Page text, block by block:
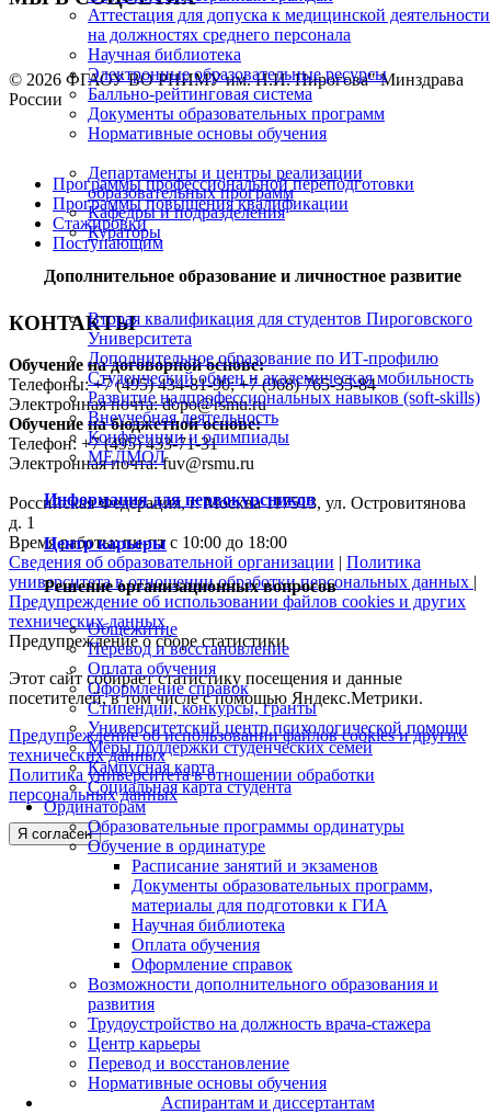
Аттестация для допуска к медицинской деятельности
на должностях среднего персонала
Научная библиотека
Электронные образовательные ресурсы
Балльно-рейтинговая система
Документы образовательных программ
Нормативные основы обучения
Департаменты и центры реализации
образовательных программ
Кафедры и подразделения
Кураторы
Дополнительное образование и личностное развитие
Вторая квалификация для студентов Пироговского
Университета
Дополнительное образование по ИТ-профилю
Студенческий обмен и академическая мобильность
Развитие надпрофессиональных навыков (soft-skills)
Внеучебная деятельность
Конфренции и олимпиады
МЕДМОЛ
Информация для первокурсников
Центр карьеры
Решение организационных вопросов
Общежитие
Перевод и восстановление
Оплата обучения
Оформление справок
Стипендии, конкурсы, гранты
Университетский центр психологической помощи
Меры поддержки студенческих семей
Кампусная карта
Социальная карта студента
Ординаторам
Образовательные программы ординатуры
Обучение в ординатуре
Расписание занятий и экзаменов
Документы образовательных программ,
материалы для подготовки к ГИА
Научная библиотека
Оплата обучения
Оформление справок
Возможности дополнительного образования и
развития
Трудоустройство на должность врача-стажера
Центр карьеры
Перевод и восстановление
Нормативные основы обучения
Аспирантам и диссертантам
© 2026 ФГАОУ ВО РНИМУ им. Н.И. Пирогова" Минздрава
России
Программы профессиональной переподготовки
Программы повышения квалификации
Стажировки
Поступающим
КОНТАКТЫ
Обучение на договорной основе:
Телефоны: +7 (495) 434-81-90; +7 (968) 765-35-84
Электронная почта: dopo@rsmu.ru
Обучение на бюджетной основе:
Телефон: +7 (495) 433-71-31
Электронная почта: fuv@rsmu.ru
Российская Федерация, г. Москва 117513, ул. Островитянова
д. 1
Время работы: пн-пт с 10:00 до 18:00
Сведения об образовательной организации | Политика
университета в отношении обработки персональных данных |
Предупреждение об использовании файлов cookies и других
технических данных
Предупреждение о сборе статистики
Этот сайт собирает статистику посещения и данные
посетителей, в том числе с помощью Яндекс.Метрики.
Предупреждение об использовании файлов cookies и других
технических данных
Политика университета в отношении обработки
персональных данных
Я согласен